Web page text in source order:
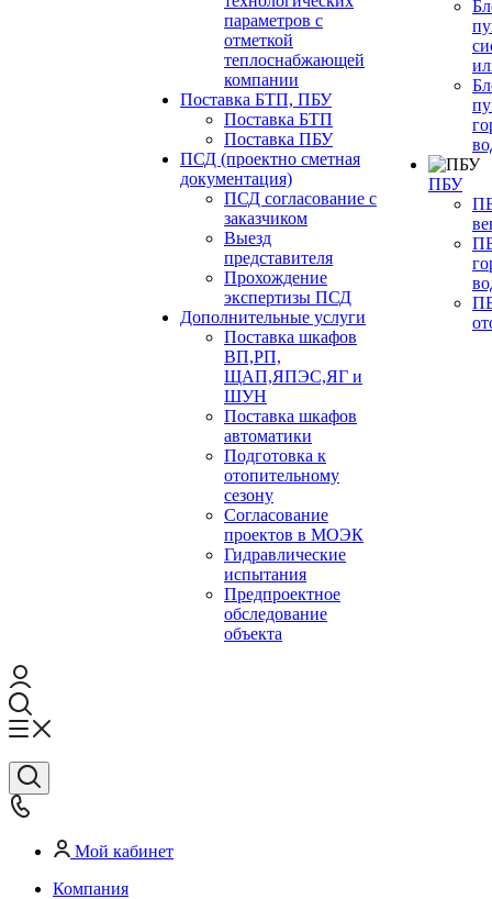
параметров с
отметкой
теплоснабжающей
компании
Поставка БТП, ПБУ
Поставка БТП
Поставка ПБУ
ПСД (проектно сметная
документация)
ПСД согласование с
заказчиком
Выезд
представителя
Прохождение
экспертизы ПСД
Дополнительные услуги
Поставка шкафов
ВП,РП,
ЩАП,ЯПЭС,ЯГ и
ШУН
Поставка шкафов
автоматики
Подготовка к
отопительному
сезону
Согласование
проектов в МОЭК
Гидравлические
испытания
Предпроектное
обследование
объекта
ПБУ
Мой кабинет
Компания